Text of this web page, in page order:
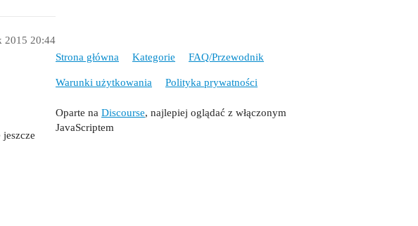
2015 20:44
Strona główna Kategorie FAQ/Przewodnik
Warunki użytkowania Polityka prywatności
Oparte na Discourse, najlepiej oglądać z włączonym
JavaScriptem